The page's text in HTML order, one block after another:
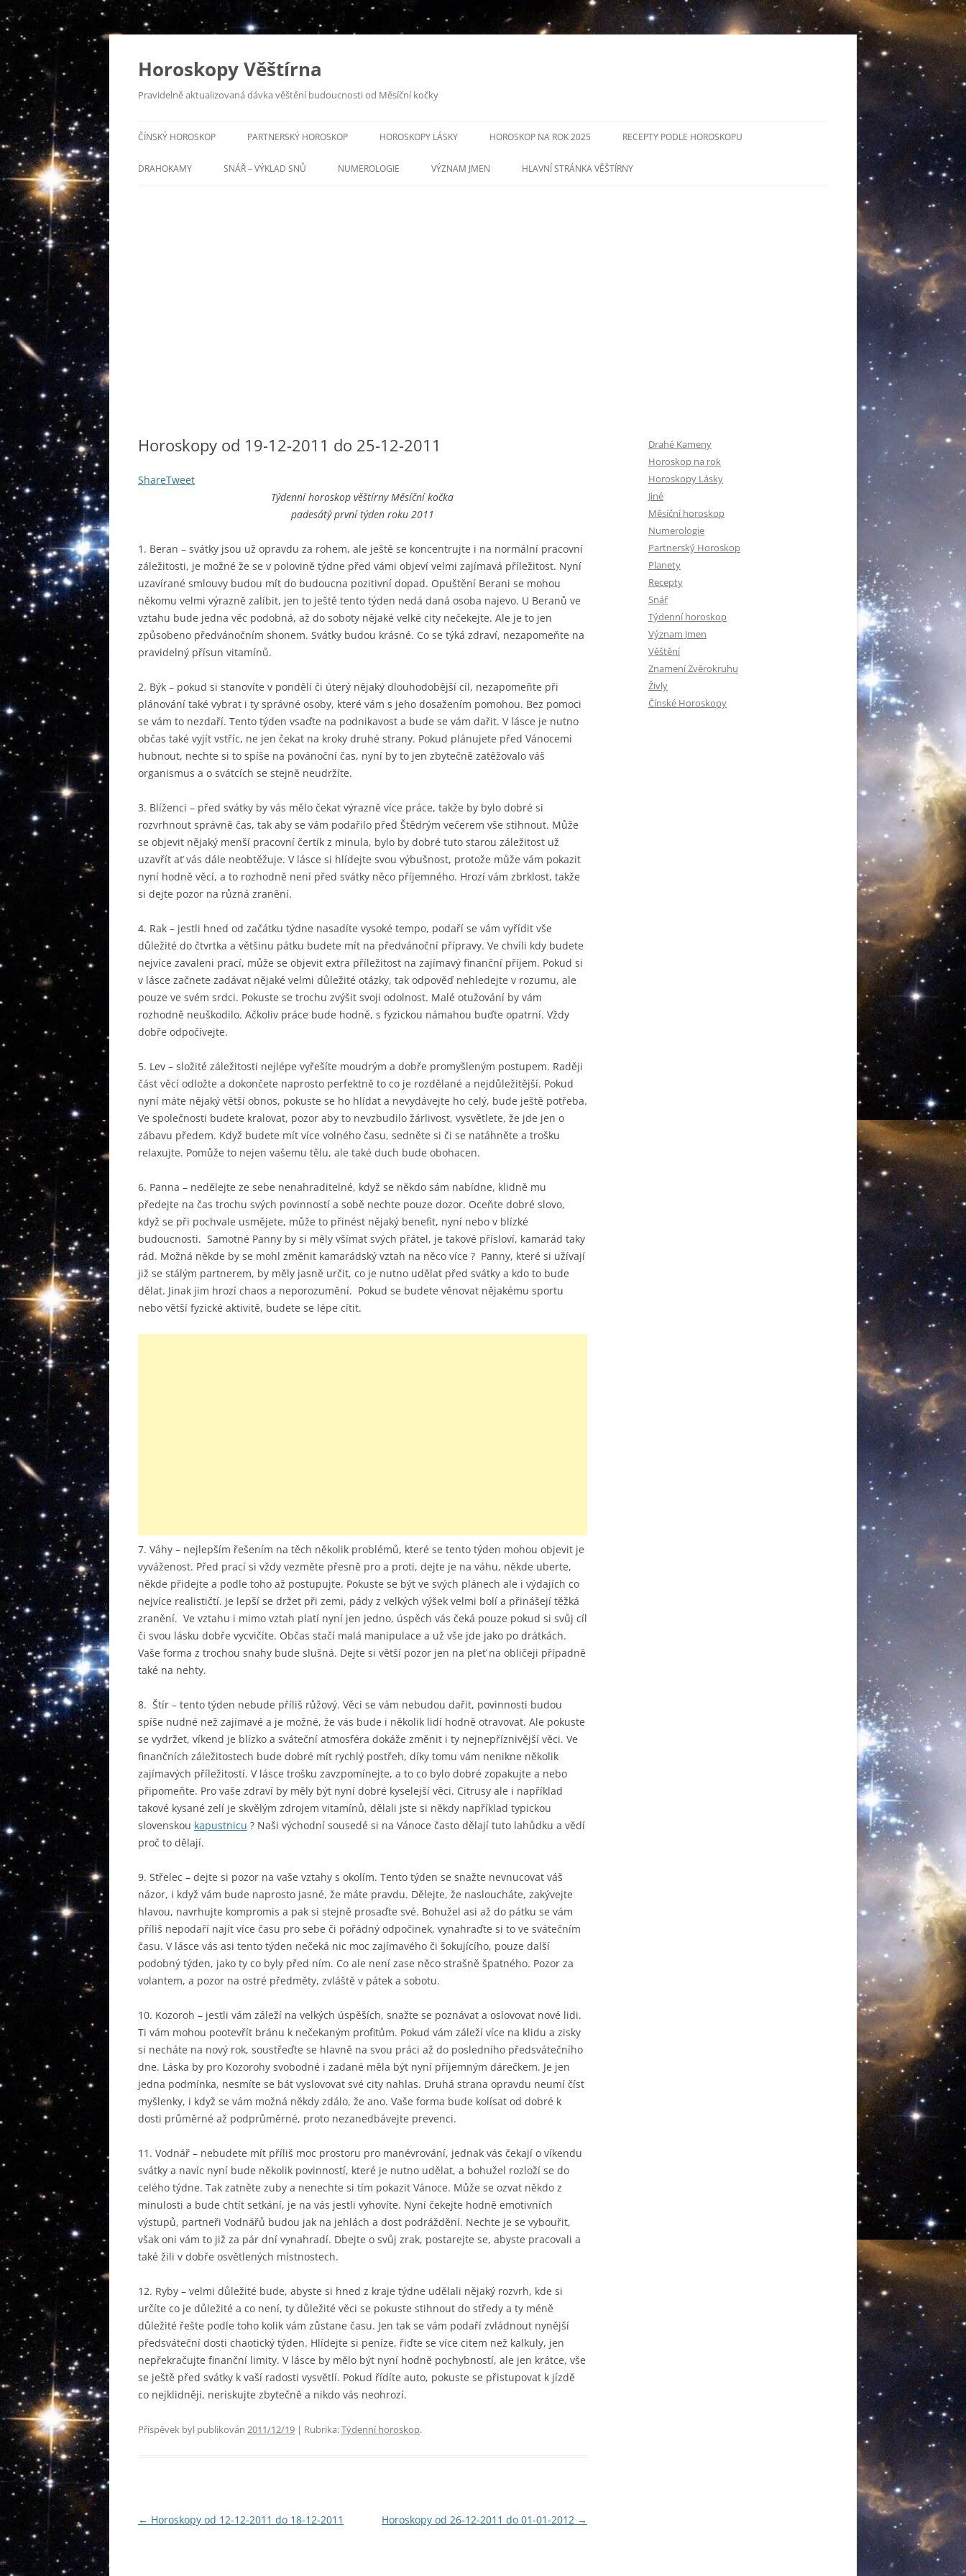
Horoskopy Věštírna
Pravidelně aktualizovaná dávka věštění budoucnosti od Měsíční kočky
ČÍNSKÝ HOROSKOP PARTNERSKÝ HOROSKOP HOROSKOPY LÁSKY HOROSKOP NA ROK 2025 RECEPTY PODLE HOROSKOPU
DRAHOKAMY SNÁŘ – VÝKLAD SNŮ NUMEROLOGIE VÝZNAM JMEN HLAVNÍ STRÁNKA VĚŠTÍRNY
Horoskopy od 19-12-2011 do 25-12-2011
ShareTweet
Týdenní horoskop věštírny Měsíční kočka
padesátý první týden roku 2011
1. Beran – svátky jsou už opravdu za rohem, ale ještě se koncentrujte i na normální pracovní
záležitosti, je možné že se v polovině týdne před vámi objeví velmi zajímavá příležitost. Nyní
uzavírané smlouvy budou mít do budoucna pozitivní dopad. Opuštění Berani se mohou
někomu velmi výrazně zalíbit, jen to ještě tento týden nedá daná osoba najevo. U Beranů ve
vztahu bude jedna věc podobná, až do soboty nějaké velké city nečekejte. Ale je to jen
způsobeno předvánočním shonem. Svátky budou krásné. Co se týká zdraví, nezapomeňte na
pravidelný přísun vitamínů.
2. Býk – pokud si stanovíte v pondělí či úterý nějaký dlouhodobější cíl, nezapomeňte při
plánování také vybrat i ty správné osoby, které vám s jeho dosažením pomohou. Bez pomoci
se vám to nezdaří. Tento týden vsaďte na podnikavost a bude se vám dařit. V lásce je nutno
občas také vyjít vstříc, ne jen čekat na kroky druhé strany. Pokud plánujete před Vánocemi
hubnout, nechte si to spíše na povánoční čas, nyní by to jen zbytečně zatěžovalo váš
organismus a o svátcích se stejně neudržíte.
3. Blíženci – před svátky by vás mělo čekat výrazně více práce, takže by bylo dobré si
rozvrhnout správně čas, tak aby se vám podařilo před Štědrým večerem vše stihnout. Může
se objevit nějaký menší pracovní čertík z minula, bylo by dobré tuto starou záležitost už
uzavřít ať vás dále neobtěžuje. V lásce si hlídejte svou výbušnost, protože může vám pokazit
nyní hodně věcí, a to rozhodně není před svátky něco příjemného. Hrozí vám zbrklost, takže
si dejte pozor na různá zranění.
4. Rak – jestli hned od začátku týdne nasadíte vysoké tempo, podaří se vám vyřídit vše
důležité do čtvrtka a většinu pátku budete mít na předvánoční přípravy. Ve chvíli kdy budete
nejvíce zavaleni prací, může se objevit extra příležitost na zajímavý finanční příjem. Pokud si
v lásce začnete zadávat nějaké velmi důležité otázky, tak odpověď nehledejte v rozumu, ale
pouze ve svém srdci. Pokuste se trochu zvýšit svoji odolnost. Malé otužování by vám
rozhodně neuškodilo. Ačkoliv práce bude hodně, s fyzickou námahou buďte opatrní. Vždy
dobře odpočívejte.
5. Lev – složité záležitosti nejlépe vyřešíte moudrým a dobře promyšleným postupem. Raději
část věcí odložte a dokončete naprosto perfektně to co je rozdělané a nejdůležitější. Pokud
nyní máte nějaký větší obnos, pokuste se ho hlídat a nevydávejte ho celý, bude ještě potřeba.
Ve společnosti budete kralovat, pozor aby to nevzbudilo žárlivost, vysvětlete, že jde jen o
zábavu předem. Když budete mít více volného času, sedněte si či se natáhněte a trošku
relaxujte. Pomůže to nejen vašemu tělu, ale také duch bude obohacen.
6. Panna – nedělejte ze sebe nenahraditelné, když se někdo sám nabídne, klidně mu
předejte na čas trochu svých povinností a sobě nechte pouze dozor. Oceňte dobré slovo,
když se při pochvale usmějete, může to přinést nějaký benefit, nyní nebo v blízké
budoucnosti. Samotné Panny by si měly všímat svých přátel, je takové přísloví, kamarád taky
rád. Možná někde by se mohl změnit kamarádský vztah na něco více ? Panny, které si užívají
již se stálým partnerem, by měly jasně určit, co je nutno udělat před svátky a kdo to bude
dělat. Jinak jim hrozí chaos a neporozumění. Pokud se budete věnovat nějakému sportu
nebo větší fyzické aktivitě, budete se lépe cítit.
7. Váhy – nejlepším řešením na těch několik problémů, které se tento týden mohou objevit je
vyváženost. Před prací si vždy vezměte přesně pro a proti, dejte je na váhu, někde uberte,
někde přidejte a podle toho až postupujte. Pokuste se být ve svých plánech ale i výdajích co
nejvíce realističtí. Je lepší se držet při zemi, pády z velkých výšek velmi bolí a přinášejí těžká
zranění. Ve vztahu i mimo vztah platí nyní jen jedno, úspěch vás čeká pouze pokud si svůj cíl
či svou lásku dobře vycvičíte. Občas stačí malá manipulace a už vše jde jako po drátkách.
Vaše forma z trochou snahy bude slušná. Dejte si větší pozor jen na pleť na obličeji případně
také na nehty.
8. Štír – tento týden nebude příliš růžový. Věci se vám nebudou dařit, povinnosti budou
spíše nudné než zajímavé a je možné, že vás bude i několik lidí hodně otravovat. Ale pokuste
se vydržet, víkend je blízko a sváteční atmosféra dokáže změnit i ty nejnepříznivější věci. Ve
finančních záležitostech bude dobré mít rychlý postřeh, díky tomu vám nenikne několik
zajímavých příležitostí. V lásce trošku zavzpomínejte, a to co bylo dobré zopakujte a nebo
připomeňte. Pro vaše zdraví by měly být nyní dobré kyselejší věci. Citrusy ale i například
takové kysané zelí je skvělým zdrojem vitamínů, dělali jste si někdy například typickou
slovenskou kapustnicu ? Naši východní sousedé si na Vánoce často dělají tuto lahůdku a vědí
proč to dělají.
9. Střelec – dejte si pozor na vaše vztahy s okolím. Tento týden se snažte nevnucovat váš
názor, i když vám bude naprosto jasné, že máte pravdu. Dělejte, že nasloucháte, zakývejte
hlavou, navrhujte kompromis a pak si stejně prosaďte své. Bohužel asi až do pátku se vám
příliš nepodaří najít více času pro sebe či pořádný odpočinek, vynahraďte si to ve svátečním
času. V lásce vás asi tento týden nečeká nic moc zajímavého či šokujícího, pouze další
podobný týden, jako ty co byly před ním. Co ale není zase něco strašně špatného. Pozor za
volantem, a pozor na ostré předměty, zvláště v pátek a sobotu.
10. Kozoroh – jestli vám záleží na velkých úspěších, snažte se poznávat a oslovovat nové lidi.
Ti vám mohou pootevřít bránu k nečekaným profitům. Pokud vám záleží více na klidu a zisky
si necháte na nový rok, soustřeďte se hlavně na svou práci až do posledního předsvátečního
dne. Láska by pro Kozorohy svobodné i zadané měla být nyní příjemným dárečkem. Je jen
jedna podmínka, nesmíte se bát vyslovovat své city nahlas. Druhá strana opravdu neumí číst
myšlenky, i když se vám možná někdy zdálo, že ano. Vaše forma bude kolísat od dobré k
dosti průměrné až podprůměrné, proto nezanedbávejte prevenci.
11. Vodnář – nebudete mít příliš moc prostoru pro manévrování, jednak vás čekají o víkendu
svátky a navíc nyní bude několik povinností, které je nutno udělat, a bohužel rozloží se do
celého týdne. Tak zatněte zuby a nenechte si tím pokazit Vánoce. Může se ozvat někdo z
minulosti a bude chtít setkání, je na vás jestli vyhovíte. Nyní čekejte hodně emotivních
výstupů, partneři Vodnářů budou jak na jehlách a dost podráždění. Nechte je se vybouřit,
však oni vám to již za pár dní vynahradí. Dbejte o svůj zrak, postarejte se, abyste pracovali a
také žili v dobře osvětlených místnostech.
12. Ryby – velmi důležité bude, abyste si hned z kraje týdne udělali nějaký rozvrh, kde si
určíte co je důležité a co není, ty důležité věci se pokuste stihnout do středy a ty méně
důležité řešte podle toho kolik vám zůstane času. Jen tak se vám podaří zvládnout nynější
předsváteční dosti chaotický týden. Hlídejte si peníze, řiďte se více citem než kalkuly, jen
nepřekračujte finanční limity. V lásce by mělo být nyní hodně pochybností, ale jen krátce, vše
se ještě před svátky k vaší radosti vysvětlí. Pokud řídíte auto, pokuste se přistupovat k jízdě
co nejklidněji, neriskujte zbytečně a nikdo vás neohrozí.
Příspěvek byl publikován 2011/12/19 | Rubrika:Týdenní horoskop.
Navigace
← Horoskopy od 12-12-2011 do 18-12-2011 Horoskopy od 26-12-2011 do 01-01-2012 →
Drahé Kameny
Horoskop na rok
Horoskopy Lásky
Jiné
Měsíční horoskop
Numerologie
Partnerský Horoskop
Planety
Recepty
Snář
Týdenní horoskop
Význam Jmen
Věštění
Znamení Zvěrokruhu
Živly
Čínské Horoskopy